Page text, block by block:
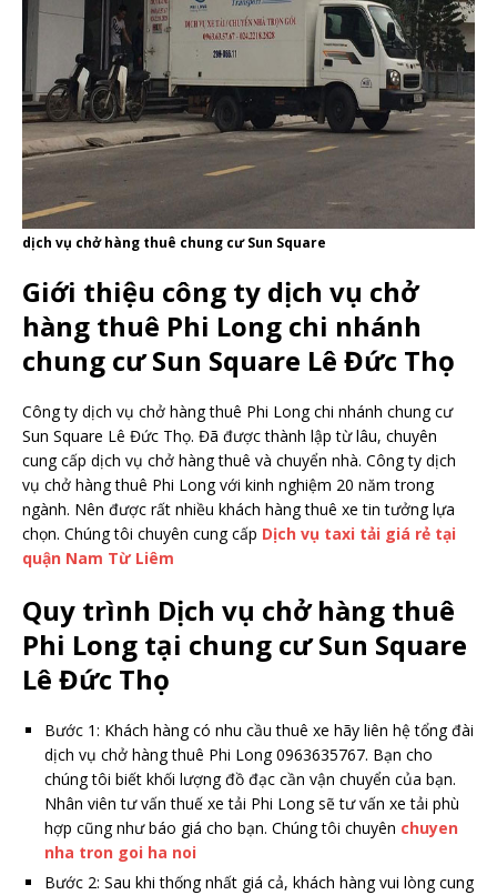
dịch vụ chở hàng thuê chung cư Sun Square
Giới thiệu công ty dịch vụ chở
hàng thuê Phi Long chi nhánh
chung cư Sun Square Lê Đức Thọ
Công ty dịch vụ chở hàng thuê Phi Long chi nhánh chung cư
Sun Square Lê Đức Thọ. Đã được thành lập từ lâu, chuyên
cung cấp dịch vụ chở hàng thuê và chuyển nhà. Công ty dịch
vụ chở hàng thuê Phi Long với kinh nghiệm 20 năm trong
ngành. Nên được rất nhiều khách hàng thuê xe tin tưởng lựa
chọn. Chúng tôi chuyên cung cấp Dịch vụ taxi tải giá rẻ tại
quận Nam Từ Liêm
Quy trình Dịch vụ chở hàng thuê
Phi Long tại chung cư Sun Square
Lê Đức Thọ
Bước 1: Khách hàng có nhu cầu thuê xe hãy liên hệ tổng đài
dịch vụ chở hàng thuê Phi Long 0963635767. Bạn cho
chúng tôi biết khối lượng đồ đạc cần vận chuyển của bạn.
Nhân viên tư vấn thuế xe tải Phi Long sẽ tư vấn xe tải phù
hợp cũng như báo giá cho bạn. Chúng tôi chuyên chuyen
nha tron goi ha noi
Bước 2: Sau khi thống nhất giá cả, khách hàng vui lòng cung